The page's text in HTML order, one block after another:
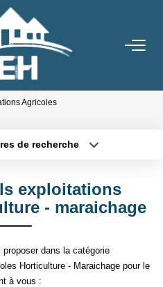
Biens
Agricoles
de recherche
Surface min
exploitations
- maraichage
dans la catégorie
Horticulture - Maraichage pour le
à vous :